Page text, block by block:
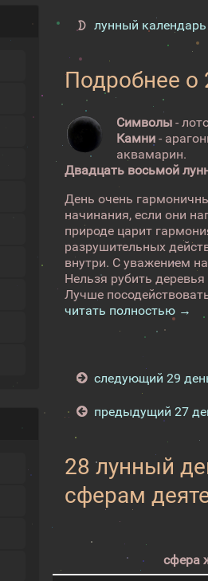
лунный календарь
Подробнее о
Символы -
Камни -
аквамарин.
Двадцать восьмой
День очень
начинания, если они
природе царит
разрушительных
внутри. С уважением
Нельзя рубить
Лучше
читать полностью →
следующий 29
предыдущий 27
28 лунный
сферам
сфера